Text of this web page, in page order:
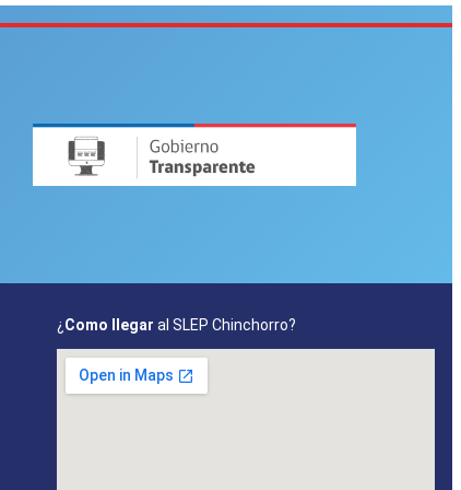
¿ Como llegar al SLEP Chinchorro?